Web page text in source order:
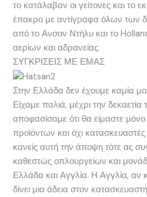
το κατάλαβαν οι γείτονες και το
έπακρο με αντίγραφα όλων των
από το Ανσον Ντήλυ και το
αερίων και αδρανείας.
ΣΥΓΚΡΙΣΕΙΣ ΜΕ ΕΜΑΣ
Στην Ελλάδα δεν έχουμε καμία
Είχαμε παλιά, μέχρι την
αποφασίσαμε ότι θα είμαστε
προϊόντων και όχι
κανείς αυτή την άποψη τότε ας
καθεστώς οπλουργείων και
Ελλάδα και Αγγλία. Η Αγγλία, αν
δίνει μια άδεια στον